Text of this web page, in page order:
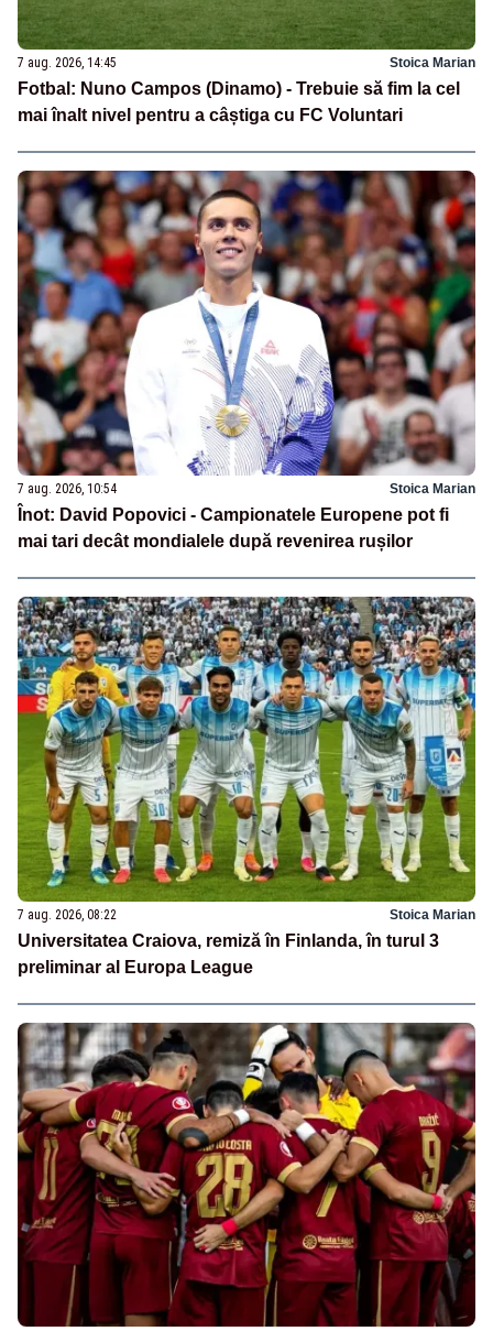
7 aug. 2026, 14:45 Stoica Marian
Fotbal: Nuno Campos (Dinamo) - Trebuie să fim la cel
mai înalt nivel pentru a câștiga cu FC Voluntari
7 aug. 2026, 10:54 Stoica Marian
Înot: David Popovici - Campionatele Europene pot fi
mai tari decât mondialele după revenirea rușilor
7 aug. 2026, 08:22 Stoica Marian
Universitatea Craiova, remiză în Finlanda, în turul 3
preliminar al Europa League